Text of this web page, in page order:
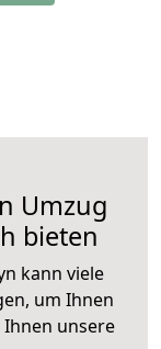
Umzug
bieten
kann viele
um Ihnen
unsere